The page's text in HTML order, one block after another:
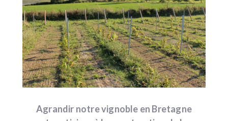
Agrandir notre vignoble en Bretagne